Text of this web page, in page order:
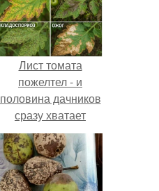
Лист томата
пожелтел - и
половина дачников
сразу хватает
удобрение.